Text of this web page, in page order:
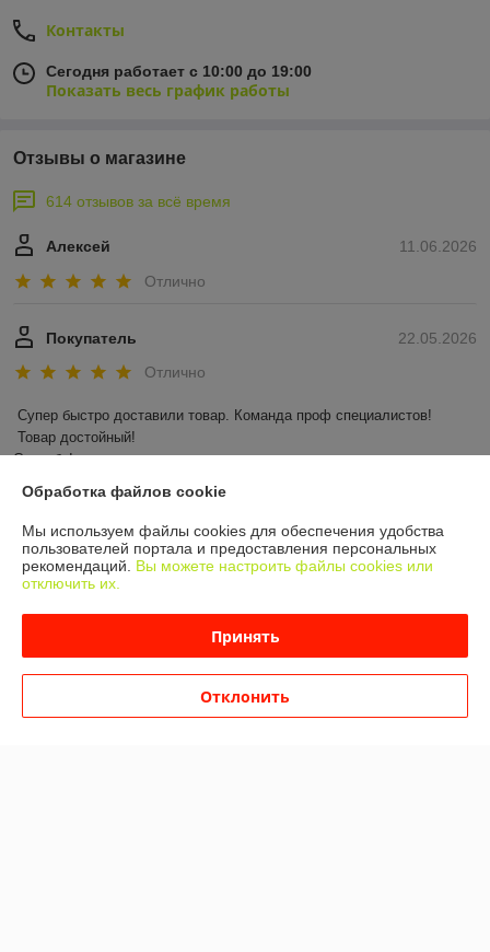
Контакты
Сегодня работает с 10:00 до 19:00
Показать весь график работы
Отзывы о магазине
614 отзывов за всё время
11.06.2026
Алексей
Отлично
22.05.2026
Покупатель
Отлично
Супер быстро доставили товар. Команда проф специалистов!
Спасибо!
Показать все отзывы
О нас
Доставка и оплата
Обработка файлов cookie
Мы используем файлы cookies для обеспечения удобства
пользователей портала и предоставления персональных
рекомендаций. Вы можете настроить файлы cookies или
отключить их.
Принять
Отклонить